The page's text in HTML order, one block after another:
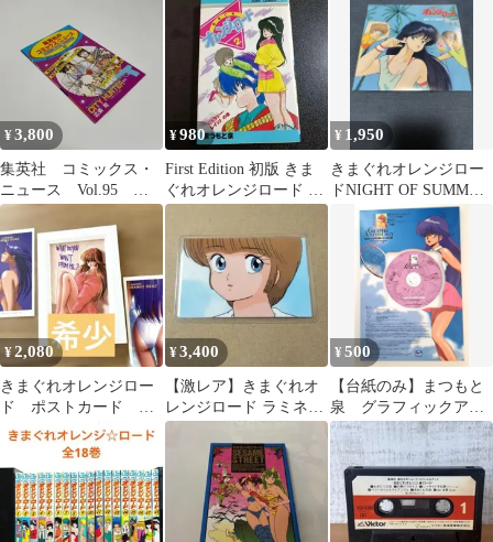
¥3,800
集英社 コミックス・
ニュース Vol.95 シ
ティーハンター 北条
司
¥980
First Edition 初版 きま
ぐれオレンジロード 2
巻 まつもと泉
¥ 1,950
きまぐれオレンジロー
ドNIGHT OF SUMMER
SIDE EPレコード
¥2,080
きまぐれオレンジロー
ド ポストカード 鮎
川まどか 水着 まつ
もと泉 フレーム付き
¥3,400
【激レア】きまぐれオ
レンジロード ラミネー
トカード 檜山 ひかる
まつもと泉
¥500
【台紙のみ】まつもと
泉 グラフィックアン
ソロジー スペシャル
付録CD-ROM